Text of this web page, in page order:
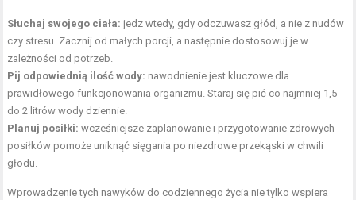
Słuchaj swojego ciała: jedz wtedy, gdy odczuwasz głód, a nie z nudów
czy stresu. Zacznij od małych porcji, a następnie dostosowuj je w
zależności od potrzeb.
Pij odpowiednią ilość wody: nawodnienie jest kluczowe dla
prawidłowego funkcjonowania organizmu. Staraj się pić co najmniej 1,5
do 2 litrów wody dziennie.
Planuj posiłki: wcześniejsze zaplanowanie i przygotowanie zdrowych
posiłków pomoże uniknąć sięgania po niezdrowe przekąski w chwili
głodu.
Wprowadzenie tych nawyków do codziennego życia nie tylko wspiera